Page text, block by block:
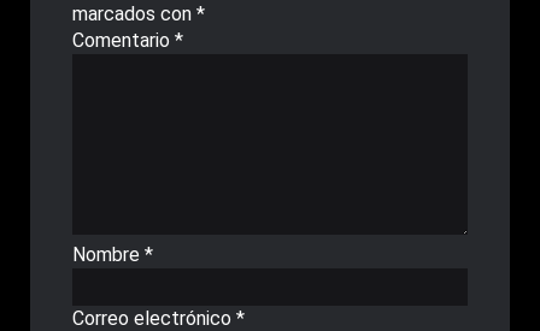
marcados con *
Comentario *
Nombre *
Correo electrónico *